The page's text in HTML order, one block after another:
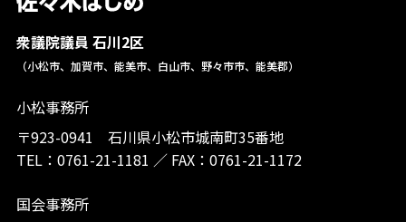
衆議院議員 石川2区
（小松市、加賀市、能美市、白山市、野々市市、能美郡）
小松事務所
〒923-0941 石川県小松市城南町35番地
TEL： 0761-21-1181 ／ FAX：0761-21-1172
国会事務所